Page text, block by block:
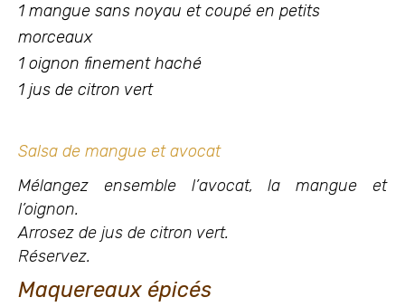
1 mangue sans noyau et coupé en petits
morceaux
1 oignon finement haché
1 jus de citron vert
Salsa de mangue et avocat
Mélangez ensemble l’avocat, la mangue et
l’oignon.
Arrosez de jus de citron vert.
Réservez.
Maquereaux épicés